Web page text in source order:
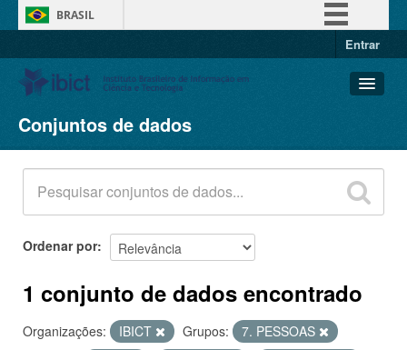
BRASIL
Entrar
Conjuntos de dados
Organizações
Grupos
Sobre
Conjuntos de dados
Ordenar por
1 conjunto de dados encontrado
Organizações: IBICT Grupos:
7. PESSOAS